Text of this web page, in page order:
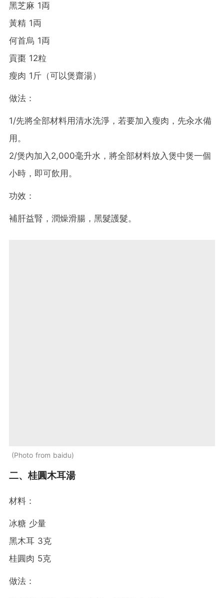
黑芝麻 1両
黃精 1両
何首烏 1両
貢棗 12粒
瘦肉 1斤（可以煲齋湯）
做法：
1/先將全部材料用清水洗淨，若要加入瘦肉，先汆水備
用。
2/煲內加入2,000毫升水，將全部材料放入煲中煲一個
小時，即可飲用。
功效：
補肝益腎，潤燥滑腸，黑髮護髮。
Photo from baidu
二、桂圓木耳湯
材料：
冰糖 少量
黑木耳 3克
桂圓肉 5克
做法：